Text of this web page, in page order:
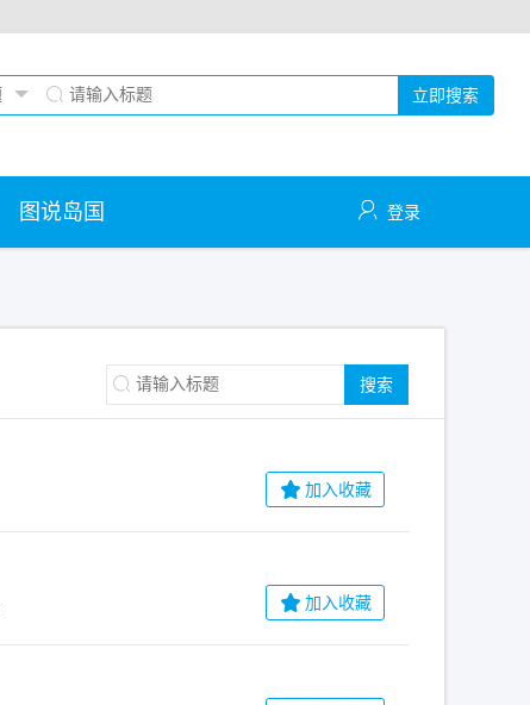
立即搜索
图说岛国 登录
搜索
加入收藏
加入收藏